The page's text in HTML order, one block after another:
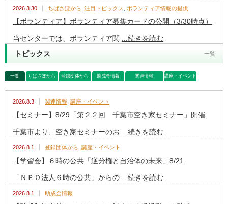
2026.3.30 ちばさぽから 注目トピックス ボランティア情報の提供
【ボランティア】ボランティア募集カードの公開（3/30時点）
当センターでは、ボランティア関
...続きを読む
トピックス
一覧
一覧 ちばさぽから 登録団体から 助成金情報 関連情報 講座・イベント
2026.8.3 関連情報 講座・イベント
【セミナー】8/29「第２２回 千葉市空き家セミナー」開催
千葉市より、空き家セミナーのお ...続きを読む
2026.8.1 登録団体から 講座・イベント
【学習会】６時の公共「逆分権と自治体の未来」8/21
「ＮＰＯ法人６時の公共」からの ...続きを読む
2026.8.1 助成金情報